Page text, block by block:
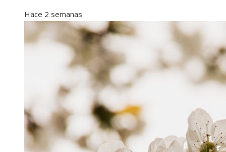
Hace 2 semanas